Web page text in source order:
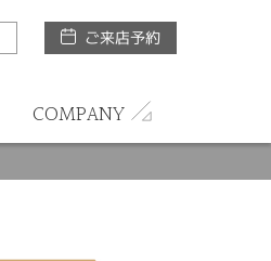
ご来店予約
COMPANY